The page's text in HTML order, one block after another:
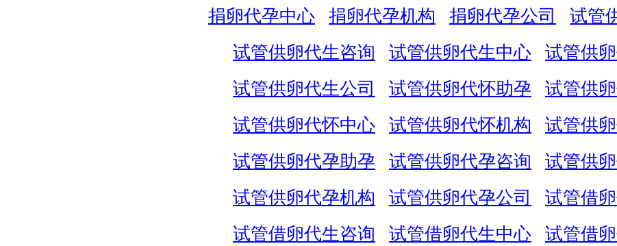
捐卵代孕中心
捐卵代孕机构 捐卵代孕公司
试管
试管供卵代生咨询
试管供卵代生中心
试管供
试管供卵代生公司
试管供卵代怀助孕
试管供
试管供卵代怀中心
试管供卵代怀机构
试管供
试管供卵代孕助孕
试管供卵代孕咨询
试管供
试管供卵代孕机构
试管供卵代孕公司
试管借
试管借卵代生咨询
试管借卵代生中心
试管借